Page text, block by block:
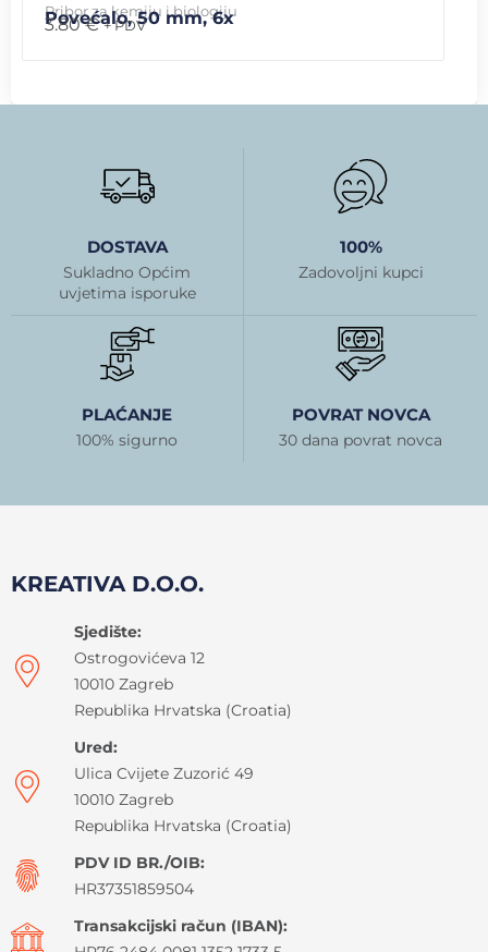
Pribor za kemiju i biologiju
Povećalo, 50 mm, 6x
3.80€ + PDV
DOSTAVA
Sukladno Općim
uvjetima isporuke
100%
Zadovoljni kupci
PLAĆANJE
100% sigurno
POVRAT NOVCA
30 dana povrat novca
KREATIVA D.O.O.
Sjedište:
Ostrogovićeva 12
10010 Zagreb
Republika Hrvatska (Croatia)
Ured:
Ulica Cvijete Zuzorić 49
10010 Zagreb
Republika Hrvatska (Croatia)
PDV ID BR./OIB:
HR37351859504
Transakcijski račun (IBAN):